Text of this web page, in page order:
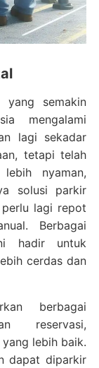
yang semakin
mengalami
lagi sekadar
tetapi telah
nyaman,
solusi parkir
lagi repot
Berbagai
hadir untuk
cerdas dan
berbagai
reservasi,
lebih baik.
dapat diparkir